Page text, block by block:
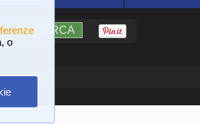
o
RICERCA